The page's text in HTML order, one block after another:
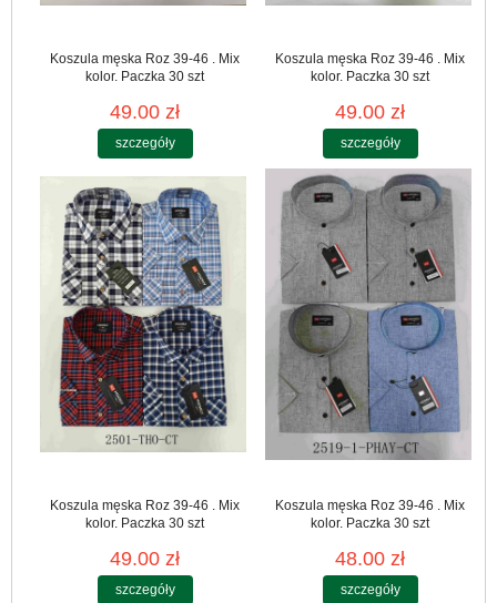
Koszula męska Roz 39-46 . Mix
kolor. Paczka 30 szt
49.00 zł
szczegóły
Koszula męska Roz 39-46 . Mix
kolor. Paczka 30 szt
49.00 zł
szczegóły
Koszula męska Roz 39-46 . Mix
kolor. Paczka 30 szt
49.00 zł
szczegóły
Koszula męska Roz 39-46 . Mix
kolor. Paczka 30 szt
48.00 zł
szczegóły